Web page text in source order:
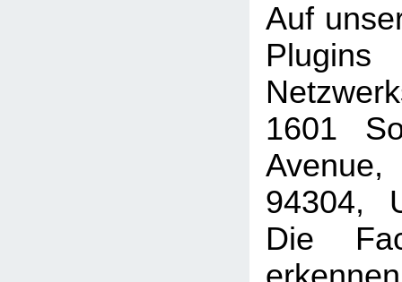
Auf
Plugins
1601
94304,
Die